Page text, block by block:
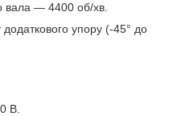
вала — 4400 об/хв.
упору (-45° до
В.